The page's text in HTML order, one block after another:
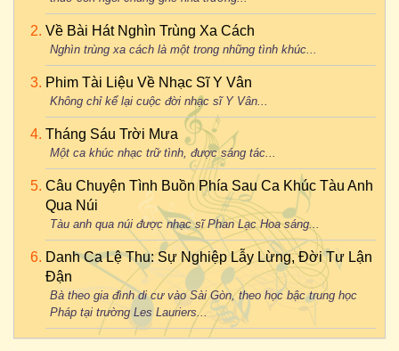
Về Bài Hát Nghìn Trùng Xa Cách
Nghìn trùng xa cách là một trong những tình khúc...
Phim Tài Liệu Về Nhạc Sĩ Y Vân
Không chỉ kể lại cuộc đời nhạc sĩ Y Vân...
Tháng Sáu Trời Mưa
Một ca khúc nhạc trữ tình, được sáng tác...
Câu Chuyện Tình Buồn Phía Sau Ca Khúc Tàu Anh
Qua Núi
Tàu anh qua núi được nhạc sĩ Phan Lạc Hoa sáng...
Danh Ca Lệ Thu: Sự Nghiệp Lẫy Lừng, Đời Tư Lận
Đận
Bà theo gia đình di cư vào Sài Gòn, theo học bậc trung học
Pháp tại trường Les Lauriers...